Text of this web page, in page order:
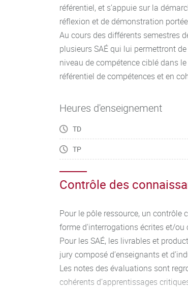
référentiel, et s’appuie sur la
réflexion et de démonstration
Au cours des différents semestres
plusieurs SAÉ qui lui permettront
niveau de compétence ciblé dans
référentiel de compétences et en
Heures d'enseignement
TD
TP
Contrôle des
Pour le pôle ressource, un
forme d'interrogations écrites et/
Pour les SAÉ, les livrables et
jury composé d’enseignants et
Les notes des évaluations sont
cohérents d’apprentissages